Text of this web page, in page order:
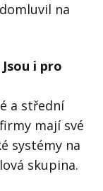
na
i pro
a střední
mají své
systémy na
skupina.